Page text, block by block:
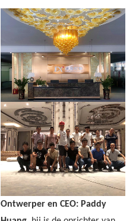
Ontwerper en CEO: Paddy